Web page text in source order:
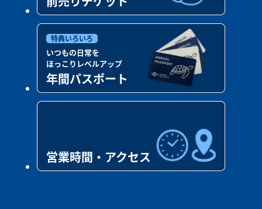
特典いろいろ
いつもの日常を
ほっこりレベルアップ
年間パスポート
営業時間・アクセス